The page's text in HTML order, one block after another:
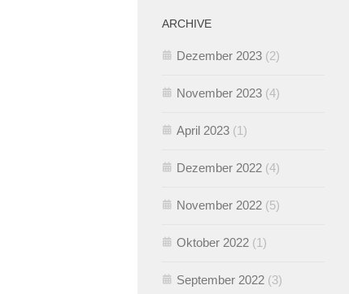
ARCHIVE
Dezember 2023 (2)
November 2023 (4)
April 2023 (1)
Dezember 2022 (4)
November 2022 (5)
Oktober 2022 (1)
September 2022 (3)